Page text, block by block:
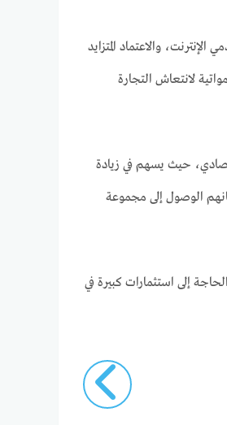
والاعتماد المتزايد
لانتعاش التجارة
حيث يسهم في زيادة
الوصول إلى مجموعة
إلى استثمارات كبيرة في